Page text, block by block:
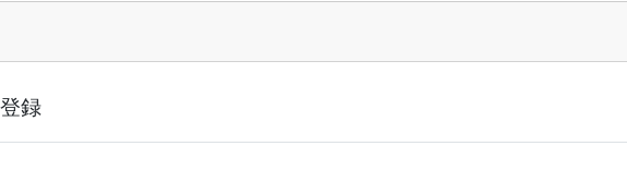
録